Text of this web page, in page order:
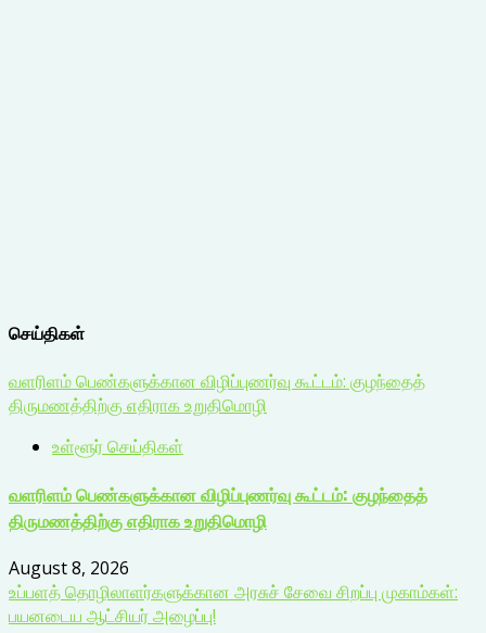
செய்திகள்
வளரிளம் பெண்களுக்கான விழிப்புணர்வு கூட்டம்: குழந்தைத்
திருமணத்திற்கு எதிராக உறுதிமொழி
உள்ளூர் செய்திகள்
வளரிளம் பெண்களுக்கான விழிப்புணர்வு கூட்டம்: குழந்தைத்
திருமணத்திற்கு எதிராக உறுதிமொழி
August 8, 2026
உப்பளத் தொழிலாளர்களுக்கான அரசுச் சேவை சிறப்பு முகாம்கள்:
பயனடைய ஆட்சியர் அழைப்பு!